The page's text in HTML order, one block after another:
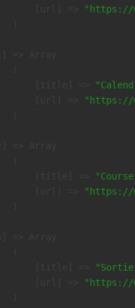
"https://
"https://
"https://
"https://